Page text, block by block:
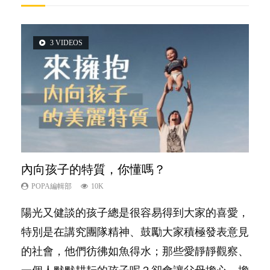
3 VIDEOS
內向孩子的特質，你懂嗎？
POPA編輯部 10K
陽光又健談的孩子總是很容易得到大家的喜愛，
特別是在講究團隊精神、鼓勵大家積極發表意見
的社會，他們彷彿如魚得水；那些愛靜靜觀察、
5 VIDEOS
夫妻必看！經營婚姻，沒捷徑
POPA編輯部 22.9K
你是不是也曾經以為只要跟相愛的人結婚，就自
然能走到白頭，但生了孩子卻發現事情不如你所
料？ 經營婚姻，不如我們想像的簡單，卻也不
2 VIDEOS
想孩子學好外語，點做好？
POPA編輯部 9.9K
有人話學多種語言越早開始越好，有人卻說一時
間太多語言，會令孩子感到混淆，到底誰是誰
非？聽聽專家怎樣說，解開語言學習的迷思～...
6 VIDEOS
孩子能力天注定？
POPA編輯部 7.9K
很多父母都希望孩子係個「叻仔叻女」，學業別
太差，日常自理井井有條。這樣的孩子是萬中無
一，還是魚與熊掌，不能兼得？...
6 VIDEOS
愛孩子也別忘了愛自己，父母如何關顧自
己的身心靈？
照顧孩子衣食住行、陪同兒女應對功課測驗，還
要陪玩製造親子時間，尚要處理家中雜項要
務……當父母的，有千百個任務要做。可惜，有